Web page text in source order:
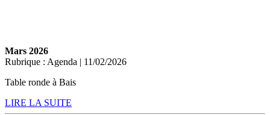
Mars 2026
Rubrique : Agenda | 11/02/2026
Table ronde à Bais
LIRE LA SUITE